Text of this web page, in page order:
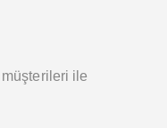
ile